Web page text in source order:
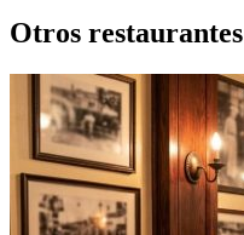
Otros restaurantes